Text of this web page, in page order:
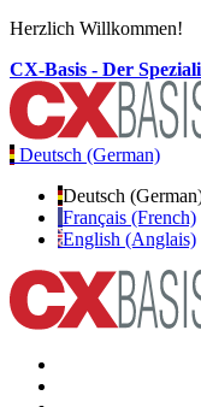
Herzlich Willkommen!
CX-Basis - Der
Deutsch (German)
Deutsch
Français (French)
English (Anglais)